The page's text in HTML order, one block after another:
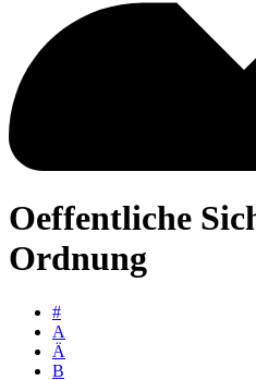
Oeffentliche
Ordnung
#
A
Ä
B